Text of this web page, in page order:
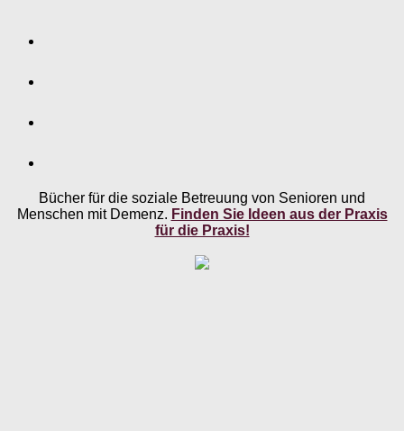
Bücher für die soziale Betreuung von Senioren und
Menschen mit Demenz. Finden Sie Ideen aus der Praxis
für die Praxis!